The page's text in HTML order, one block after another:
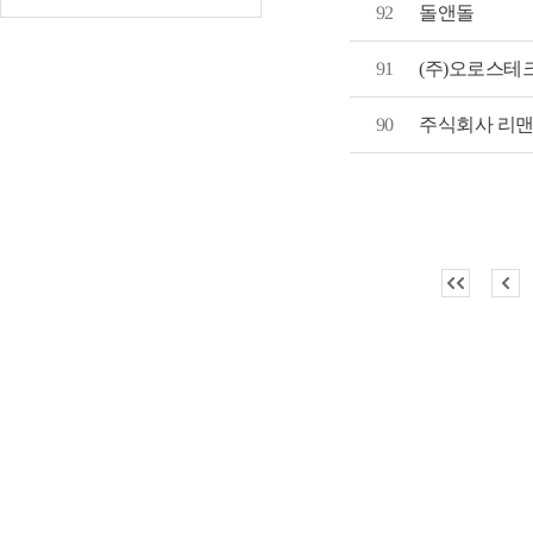
92 돌앤돌
91 (주)오로스테
90 주식회사 리